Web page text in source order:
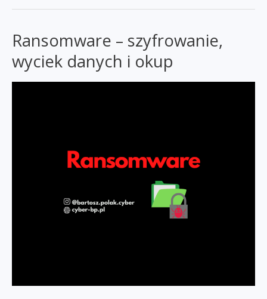
w
Parental
Sharenting,
Oversharenting
Ransomware – szyfrowanie,
wyciek danych i okup